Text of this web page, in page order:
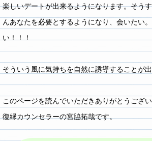
楽しいデートが出来るようになります。そう
んあなたを必要とするようになり、会いたい
い！！！
そういう風に気持ちを自然に誘導することが
このページを読んでいただきありがとうござい
復縁カウンセラーの宮脇拓哉です。